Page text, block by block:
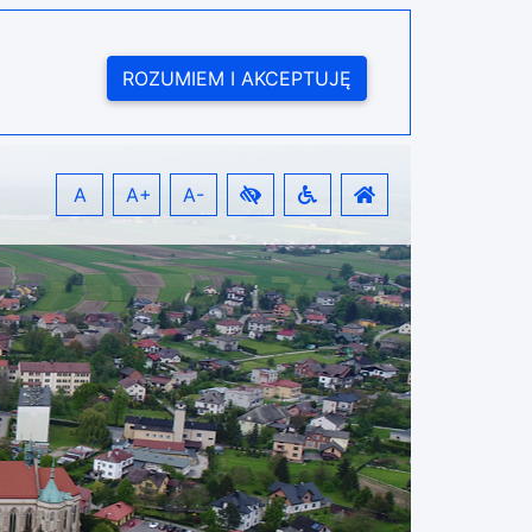
ROZUMIEM I AKCEPTUJĘ
A A+ A-